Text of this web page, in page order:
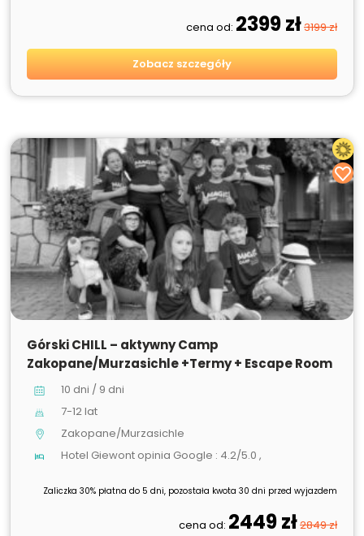
cena od: 2399 zł3199 zł
Zobacz szczegóły
SPRZEDANE
Górski CHILL – aktywny Camp
Zakopane/Murzasichle +Termy + Escape Room
10 dni / 9 dni
7-12 lat
Zakopane/Murzasichle
Hotel Giewont opinia Google : 4.2/5.0 ,
Zaliczka 30% płatna do 5 dni, pozostała kwota 30 dni przed wyjazdem
cena od: 2449 zł2849 zł